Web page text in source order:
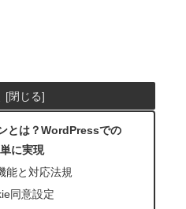
とは？WordPressでの
に実現
能と対応法規
同意設定